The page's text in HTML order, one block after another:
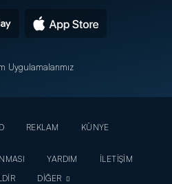
Uygulamalarımız
REKLAM
KÜNYE
YARDIM
İLETİŞİM
DİĞER